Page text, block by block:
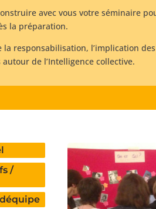
avec vous votre séminaire
la préparation.
la responsabilisation, l’implication
de l’Intelligence collective.
/